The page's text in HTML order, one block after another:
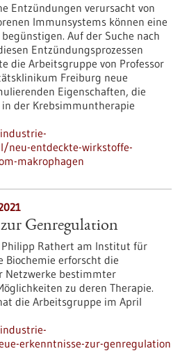
Entzündungen verursacht von
Immunsystems können eine
Auf der Suche nach
Entzündungsprozessen
die Arbeitsgruppe von Professor
Freiburg neue
Eigenschaften, die
der Krebsimmuntherapie
neu-entdeckte-wirkstoffe-
makrophagen
Genregulation
Rathert am Institut für
Biochemie erforscht die
Netzwerke bestimmter
zu deren Therapie.
die Arbeitsgruppe im April
erkenntnisse-zur-genregulation